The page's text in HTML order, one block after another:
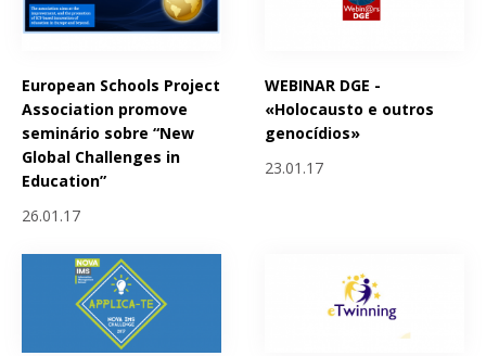
European Schools Project
Association promove
seminário sobre “New
Global Challenges in
Education”
26.01.17
WEBINAR DGE -
«Holocausto e outros
genocídios»
23.01.17